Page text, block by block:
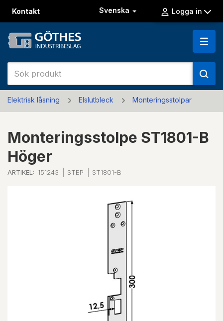
Kontakt Svenska Logga in
Elektrisk låsning Elslutbleck Monteringsstolpar
Monteringsstolpe ST1801-B
Höger
ARTIKEL: 151243 STEP ST1801-B